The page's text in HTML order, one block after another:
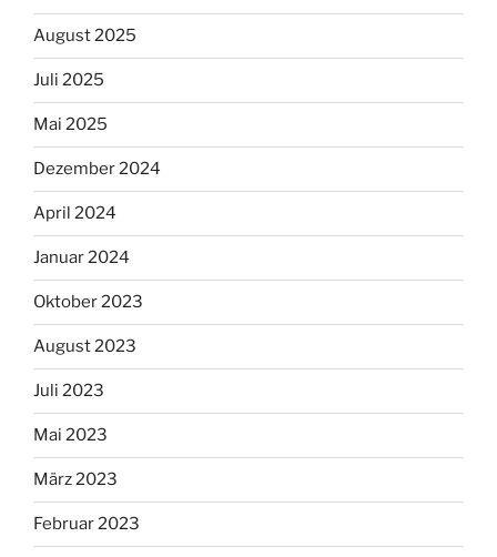
August 2025
Juli 2025
Mai 2025
Dezember 2024
April 2024
Januar 2024
Oktober 2023
August 2023
Juli 2023
Mai 2023
März 2023
Februar 2023